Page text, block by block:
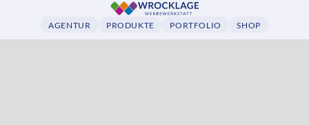
AGENTUR PRODUKTE PORTFOLIO SHOP